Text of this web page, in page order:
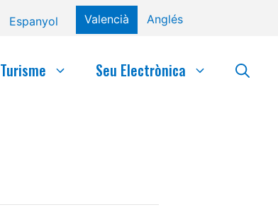
Espanyol Valencià Anglés
Turisme Seu Electrònica